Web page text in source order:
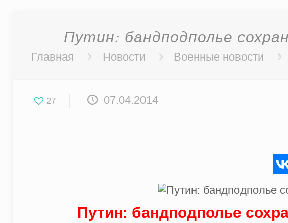
Путин: бандподполье
Главная Новости Военные новости
27 07.04.2014
Путин: бандподполье